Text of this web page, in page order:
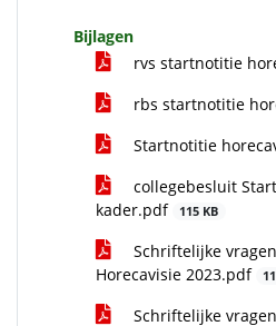
Bijlagen
rvs startnotitie
rbs startnotitie
Startnotitie
collegebesluit
kader.pdf
115 KB
Schriftelijke
Horecavisie 2023.pdf
Schriftelijke